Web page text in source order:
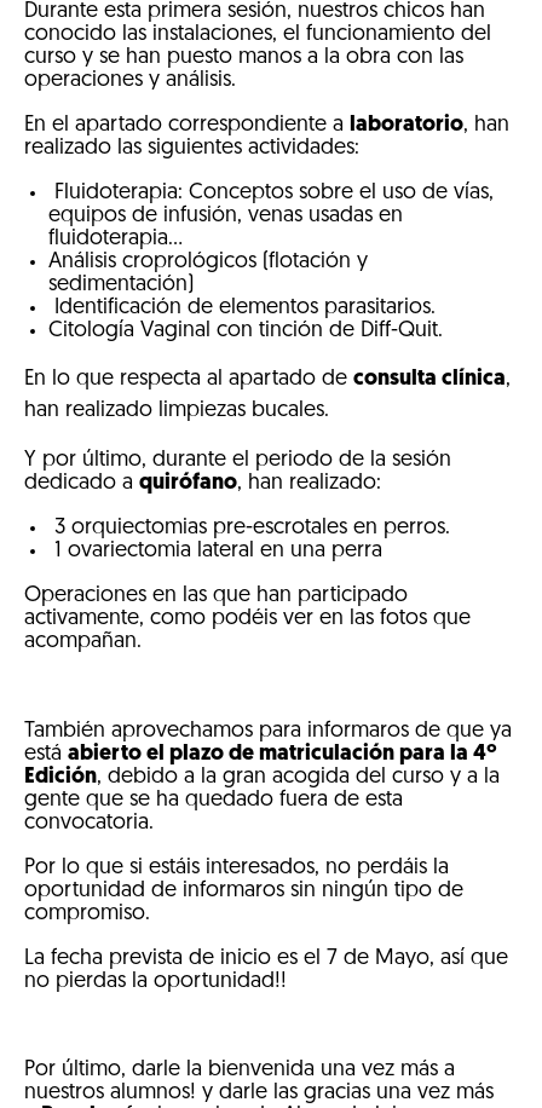
Durante esta primera sesión, nuestros chicos han
conocido las instalaciones, el funcionamiento del
curso y se han puesto manos a la obra con las
operaciones y análisis.
En el apartado correspondiente a laboratorio, han
realizado las siguientes actividades:
Fluidoterapia: Conceptos sobre el uso de vías,
equipos de infusión, venas usadas en
fluidoterapia...
Análisis croprológicos (flotación y
sedimentación)
Identificación de elementos parasitarios.
Citología Vaginal con tinción de Diff-Quit.
En lo que respecta al apartado de consulta clínica,
han realizado limpiezas bucales.
Y por último, durante el periodo de la sesión
dedicado a quirófano, han realizado:
3 orquiectomias pre-escrotales en perros.
1 ovariectomia lateral en una perra
Operaciones en las que han participado
activamente, como podéis ver en las fotos que
acompañan.
También aprovechamos para informaros de que ya
está abierto el plazo de matriculación para la 4º
Edición, debido a la gran acogida del curso y a la
gente que se ha quedado fuera de esta
convocatoria.
Por lo que si estáis interesados, no perdáis la
oportunidad de informaros sin ningún tipo de
compromiso.
La fecha prevista de inicio es el 7 de Mayo, así que
no pierdas la oportunidad!!
Por último, darle la bienvenida una vez más a
nuestros alumnos! y darle las gracias una vez más